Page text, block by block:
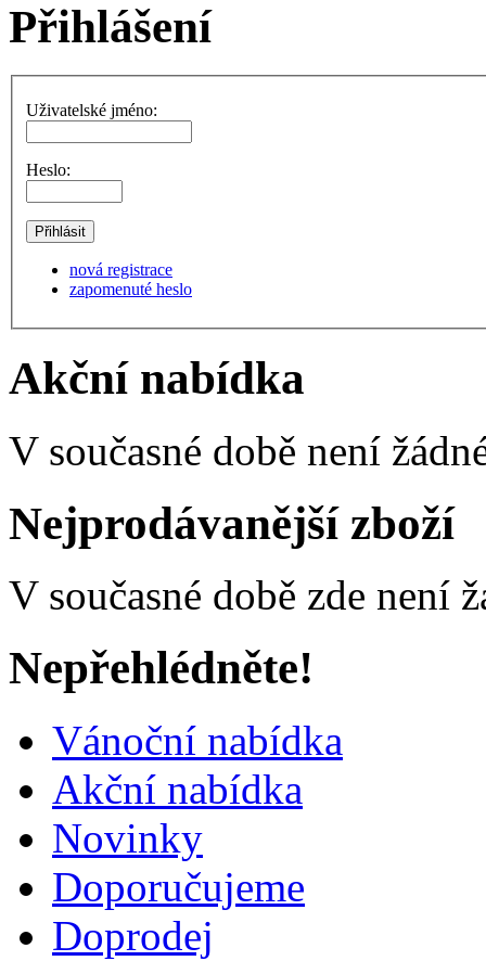
Přihlášení
Uživatelské jméno:
Heslo:
nová registrace
zapomenuté heslo
Akční nabídka
V současné době není
Nejprodávanější zboží
V současné době zde není
Nepřehlédněte!
Vánoční nabídka
Akční nabídka
Novinky
Doporučujeme
Doprodej